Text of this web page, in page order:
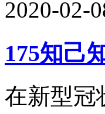
2020-02-
175知己
在新型冠